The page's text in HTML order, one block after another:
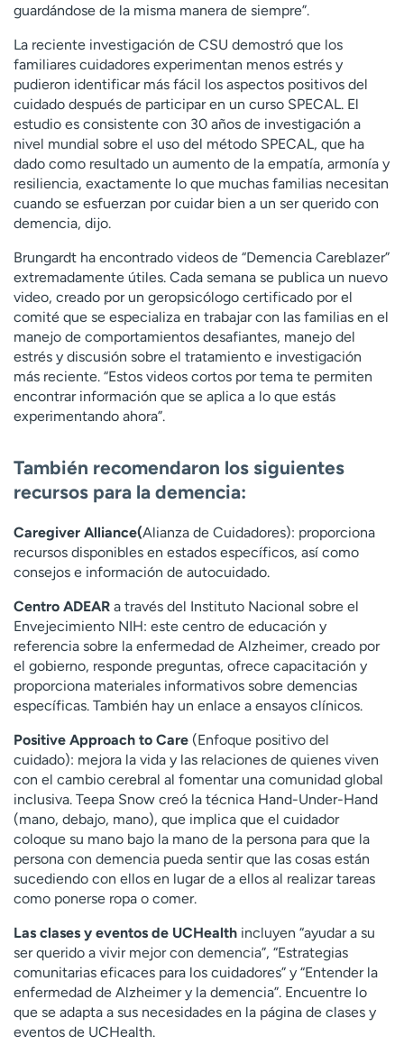
guardándose de la misma manera de siempre”.
La reciente investigación de CSU demostró que los
familiares cuidadores experimentan menos estrés y
pudieron identificar más fácil los aspectos positivos del
cuidado después de participar en un curso SPECAL. El
estudio es consistente con 30 años de investigación a
nivel mundial sobre el uso del método SPECAL, que ha
dado como resultado un aumento de la empatía, armonía y
resiliencia, exactamente lo que muchas familias necesitan
cuando se esfuerzan por cuidar bien a un ser querido con
demencia, dijo.
Brungardt ha encontrado videos de “Demencia Careblazer”
extremadamente útiles. Cada semana se publica un nuevo
video, creado por un geropsicólogo certificado por el
comité que se especializa en trabajar con las familias en el
manejo de comportamientos desafiantes, manejo del
estrés y discusión sobre el tratamiento e investigación
más reciente. “Estos videos cortos por tema te permiten
encontrar información que se aplica a lo que estás
experimentando ahora”.
También recomendaron los siguientes
recursos para la demencia:
Caregiver Alliance(Alianza de Cuidadores): proporciona
recursos disponibles en estados específicos, así como
consejos e información de autocuidado.
Centro ADEAR a través del Instituto Nacional sobre el
Envejecimiento NIH: este centro de educación y
referencia sobre la enfermedad de Alzheimer, creado por
el gobierno, responde preguntas, ofrece capacitación y
proporciona materiales informativos sobre demencias
específicas. También hay un enlace a ensayos clínicos.
Positive Approach to Care (Enfoque positivo del
cuidado): mejora la vida y las relaciones de quienes viven
con el cambio cerebral al fomentar una comunidad global
inclusiva. Teepa Snow creó la técnica Hand-Under-Hand
(mano, debajo, mano), que implica que el cuidador
coloque su mano bajo la mano de la persona para que la
persona con demencia pueda sentir que las cosas están
sucediendo con ellos en lugar de a ellos al realizar tareas
como ponerse ropa o comer.
Las clases y eventos de UCHealth incluyen “ayudar a su
ser querido a vivir mejor con demencia”, “Estrategias
comunitarias eficaces para los cuidadores” y “Entender la
enfermedad de Alzheimer y la demencia”. Encuentre lo
que se adapta a sus necesidades en la página de clases y
eventos de UCHealth.